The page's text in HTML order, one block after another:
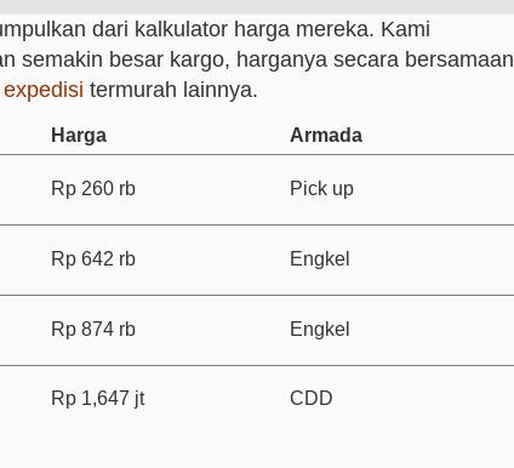
dari kalkulator harga mereka. Kami
semakin besar kargo, harganya secara bersamaan
expedisi termurah lainnya.
Harga Armada
Rp 260 rb Pick up
Rp 642 rb Engkel
Rp 874 rb Engkel
Rp 1,647 jt CDD